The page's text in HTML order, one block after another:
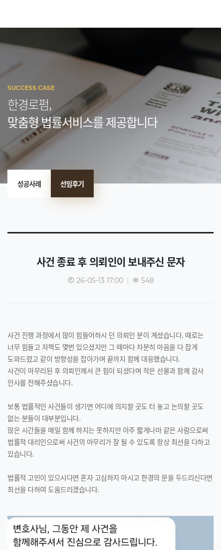
SUCCESS CASE
한경로펌,
맞춤형 법률서비스를 제공합니다
성공사례 선임후기
사건 종료 후 의뢰인이 보내주신 문자
26-05-13 17:00 | 548
사건 진행 과정에서 많이 힘들어하시 던 의뢰인 분이 계셨습니다. 때로는
너무 힘들고 자책도 몇번 있으셨지만 그 때마다 차분히 마음을 다 잡게
도와드렸고 같이 방향성을 잡아가며 끝까지 함께 대응했습니다.
사건이 마무리된 후 의뢰인께서 큰 힘이 되셨다며 작은 선물과 함께 감사
인사를 전해주셨습니다.
보통 법률적인 사건들이 생기면 어디에 의지할 곳도 터 놓고 논의할 곳도
없는 분들이 대부분입니다.
많은 시간들을 매일 함께 하지는 못하지만 아주 짧게나마 같은 사람으로써
법률적 대리인으로써 사건의 마무리가 잘 될 수 있도록 항상 최선을 다하고
있습니다.
법률적 고민이 있으시다면 혼자 고심하지 마시고 한경의 문을 두드리신다면
최선을 다하여 도움드리겠습니다.